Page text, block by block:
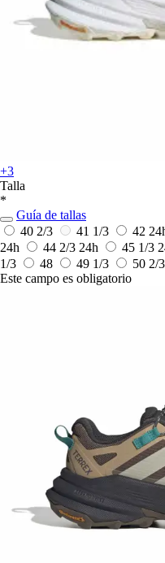
+3
Talla
*
Guía de tallas
40 2/3
41 1/3 42
24h
44 2/3 24h 45 1/3
1/3
48 49 1/3
50 2/3
Este campo es obligatorio